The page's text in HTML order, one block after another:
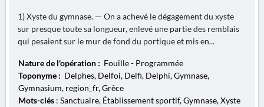
1) Xyste du gymnase. — On a achevé le dégagement du xyste
sur presque toute sa longueur, enlevé une partie des remblais
qui pesaient sur le mur de fond du portique et mis en...
Nature de l'opération : Fouille - Programmée
Toponyme : Delphes, Delfoi, Delfi, Delphi, Gymnase,
Gymnasium, region_fr, Grèce
Mots-clés : Sanctuaire, Établissement sportif, Gymnase, Xyste